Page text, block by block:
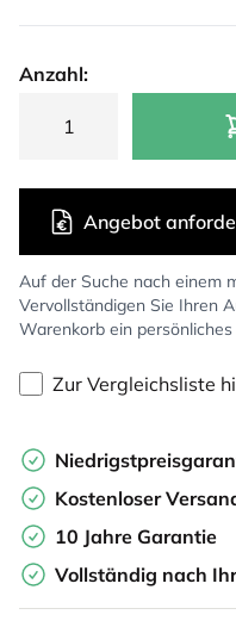
Anzahl:
Auf der Suche nach einem
Vervollständigen Sie Ihren
Warenkorb ein
Angebot
Zur Vergleichsliste
Kostenloser
10 Jahre Garantie
Vollständig nach